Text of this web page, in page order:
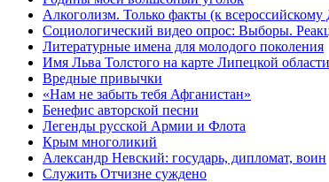
Алкоголизм. Только факты (к всероссийскому
Социологический видео опрос: Выборы.
Литературные имена для молодого поколения
Имя Льва Толстого на карте Липецкой
Вредные привычки
«Нам не забыть тебя Афганистан»
Бенефис авторской песни
Легенды русской Армии и Флота
Крым многоликий
Александр Невский: государь, дипломат, воин
Служить Отчизне суждено